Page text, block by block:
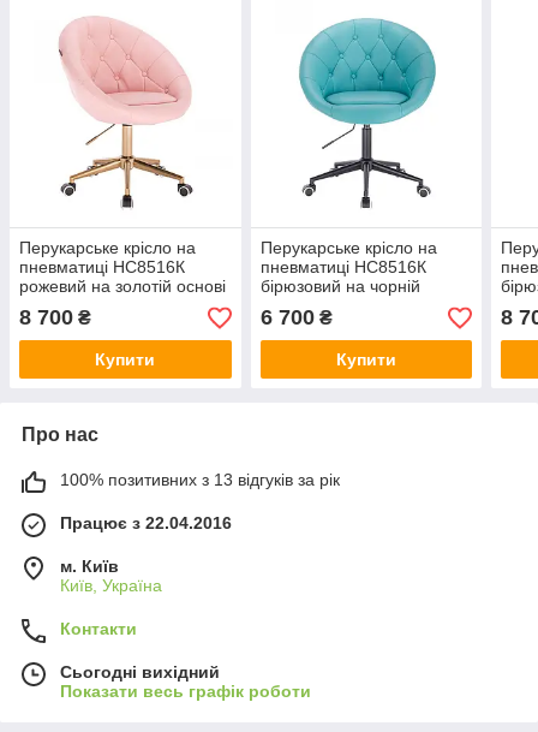
Перукарське крісло на
пневматиці НС8516К
рожевий на золотій основі
з гудзиками
8 700 ₴
Купити
Перукарське крісло на
пневматиці НС8516К
бірюзовий на чорній
основі, гудзики
6 700₴
Купити
8
Про нас
100% позитивних з 13 відгуків за рік
Працює з 22.04.2016
м. Київ
Київ, Україна
Контакти
Сьогодні вихідний
Показати весь графік роботи